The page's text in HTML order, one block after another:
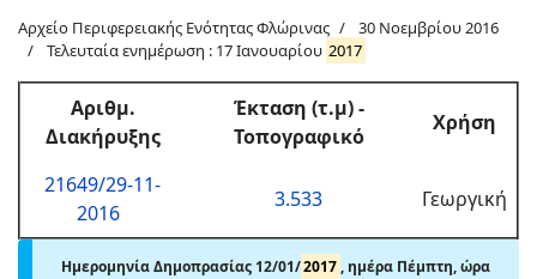
Αρχείο Περιφερειακής Ενότητας Φλώρινας
30 Νοεμβρίου 2016
Τελευταία ενημέρωση : 17 Ιανουαρίου 2017
Αριθμ.
Διακήρυξης
Έκταση (τ.μ) -
Τοπογραφικό
Χρήση
21649/29-11-
2016
3.533 Γεωργική
Ημερομηνία Δημοπρασίας 12/01/2017, ημέρα Πέμπτη, ώρα